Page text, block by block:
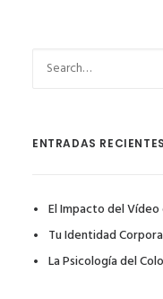
ENTRADAS RECIENTES
El Impacto del
Tu Identidad
La Psicología del